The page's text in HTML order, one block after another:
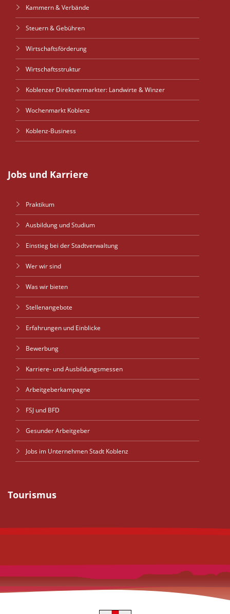
Kammern & Verbände
Steuern & Gebühren
Wirtschaftsförderung
Wirtschaftsstruktur
Koblenzer Direktvermarkter: Landwirte & Winzer
Wochenmarkt Koblenz
Koblenz-Business
Jobs und Karriere
Praktikum
Ausbildung und Studium
Einstieg bei der Stadtverwaltung
Wer wir sind
Was wir bieten
Stellenangebote
Erfahrungen und Einblicke
Bewerbung
Karriere- und Ausbildungsmessen
Arbeitgeberkampagne
FSJ und BFD
Gesunder Arbeitgeber
Jobs im Unternehmen Stadt Koblenz
Tourismus